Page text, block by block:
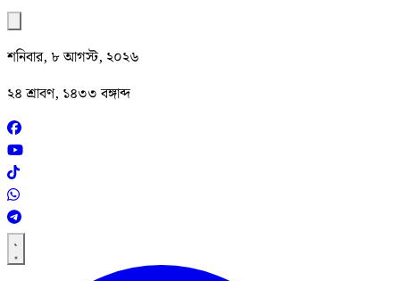
শনিবার, ৮ আগস্ট, ২০২৬
২৪ শ্রাবণ, ১৪৩৩ বঙ্গাব্দ